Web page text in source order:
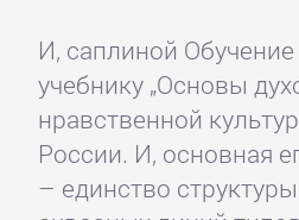
И, саплиной
учебнику „Основы
нравственной
России. И, основная
– единство